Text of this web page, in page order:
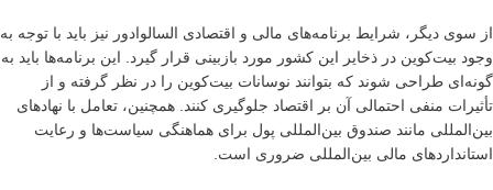
از سوی دیگر، شرایط برنامه‌های مالی و اقتصادی السالوادور نیز باید با توجه به
وجود بیت‌کوین در ذخایر این کشور مورد بازبینی قرار گیرد. این برنامه‌ها باید به
گونه‌ای طراحی شوند که بتوانند نوسانات بیت‌کوین را در نظر گرفته و از
تأثیرات منفی احتمالی آن بر اقتصاد جلوگیری کنند. همچنین، تعامل با نهادهای
بین‌المللی مانند صندوق بین‌المللی پول برای هماهنگی سیاست‌ها و رعایت
استانداردهای مالی بین‌المللی ضروری است.